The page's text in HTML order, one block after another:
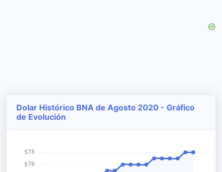
Dolar Histórico BNA de Agosto 2020 - Gráfico
de Evolución